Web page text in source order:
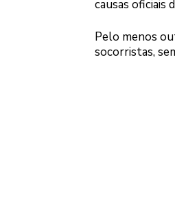
causas oficiais
Pelo menos
socorristas,